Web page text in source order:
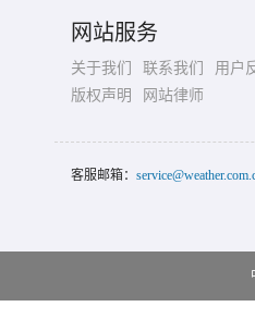
网站服务
关于我们 联系我们
用户
版权声明
网站律师
客服邮箱：